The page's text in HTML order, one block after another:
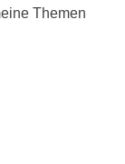
Themen